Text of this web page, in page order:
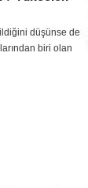
düşünse de
biri olan